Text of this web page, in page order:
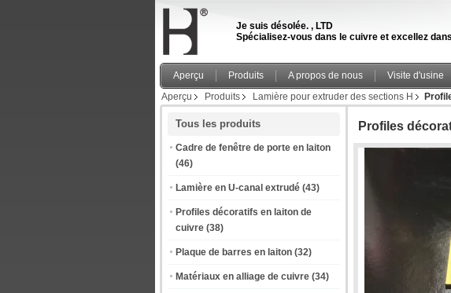
Je suis désolée. , LTD
Spécialisez-vous dans le cuivre et excellez
Aperçu Produits A propos de nous Visite d'usine
Aperçu
Produits Lamière pour extruder des sections H
Tous les produits
Cadre de fenêtre de porte en laiton
(46)
Lamière en U-canal extrudé (43)
Profiles décoratifs en laiton de
cuivre (38)
Plaque de barres en laiton (32)
Matériaux en alliage de cuivre (34)
Profiles